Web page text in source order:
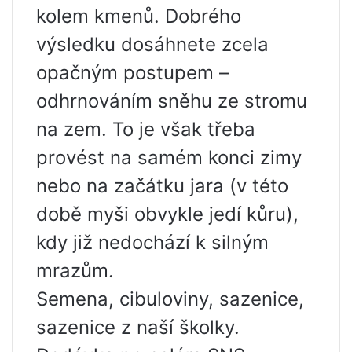
kolem kmenů. Dobrého
výsledku dosáhnete zcela
opačným postupem –
odhrnováním sněhu ze stromu
na zem. To je však třeba
provést na samém konci zimy
nebo na začátku jara (v této
době myši obvykle jedí kůru),
kdy již nedochází k silným
mrazům.
Semena, cibuloviny, sazenice,
sazenice z naší školky.